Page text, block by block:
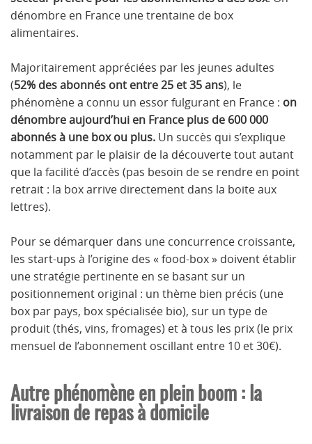
dénombre en France une trentaine de box
alimentaires.
Majoritairement appréciées par les jeunes adultes
(52% des abonnés ont entre 25 et 35 ans), le
phénomène a connu un essor fulgurant en France : on
dénombre aujourd’hui en France plus de 600 000
abonnés à une box ou plus. Un succès qui s’explique
notamment par le plaisir de la découverte tout autant
que la facilité d’accès (pas besoin de se rendre en point
retrait : la box arrive directement dans la boite aux
lettres).
Pour se démarquer dans une concurrence croissante,
les start-ups à l’origine des « food-box » doivent établir
une stratégie pertinente en se basant sur un
positionnement original : un thème bien précis (une
box par pays, box spécialisée bio), sur un type de
produit (thés, vins, fromages) et à tous les prix (le prix
mensuel de l’abonnement oscillant entre 10 et 30€).
Autre phénomène en plein boom : la
livraison de repas à domicile